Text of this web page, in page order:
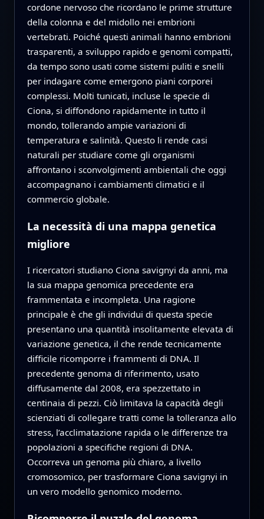
cordone nervoso che ricordano le prime strutture
della colonna e del midollo nei embrioni
vertebrati. Poiché questi animali hanno embrioni
trasparenti, a sviluppo rapido e genomi compatti,
da tempo sono usati come sistemi puliti e snelli
per indagare come emergono piani corporei
complessi. Molti tunicati, incluse le specie di
Ciona, si diffondono rapidamente in tutto il
mondo, tollerando ampie variazioni di
temperatura e salinità. Questo li rende casi
naturali per studiare come gli organismi
affrontano i sconvolgimenti ambientali che oggi
accompagnano i cambiamenti climatici e il
commercio globale.
La necessità di una mappa genetica
migliore
I ricercatori studiano Ciona savignyi da anni, ma
la sua mappa genomica precedente era
frammentata e incompleta. Una ragione
principale è che gli individui di questa specie
presentano una quantità insolitamente elevata di
variazione genetica, il che rende tecnicamente
difficile ricomporre i frammenti di DNA. Il
precedente genoma di riferimento, usato
diffusamente dal 2008, era spezzettato in
centinaia di pezzi. Ciò limitava la capacità degli
scienziati di collegare tratti come la tolleranza allo
stress, l’acclimatazione rapida o le differenze tra
popolazioni a specifiche regioni di DNA.
Occorreva un genoma più chiaro, a livello
cromosomico, per trasformare Ciona savignyi in
un vero modello genomico moderno.